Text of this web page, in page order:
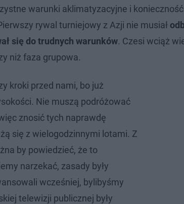
warunki aklimatyzacyjne i konieczność
rywal turniejowy z Azji nie musiał
się do trudnych warunków. Czesi wciąż
niż faza grupowa.
kroki przed nami, bo już
Nie muszą podróżować
znosić tych naprawdę
się z wielogodzinnymi lotami. Z
by powiedzieć, że to
narzekać, zasady były
wcześniej, bylibyśmy
telewizji publicznej były